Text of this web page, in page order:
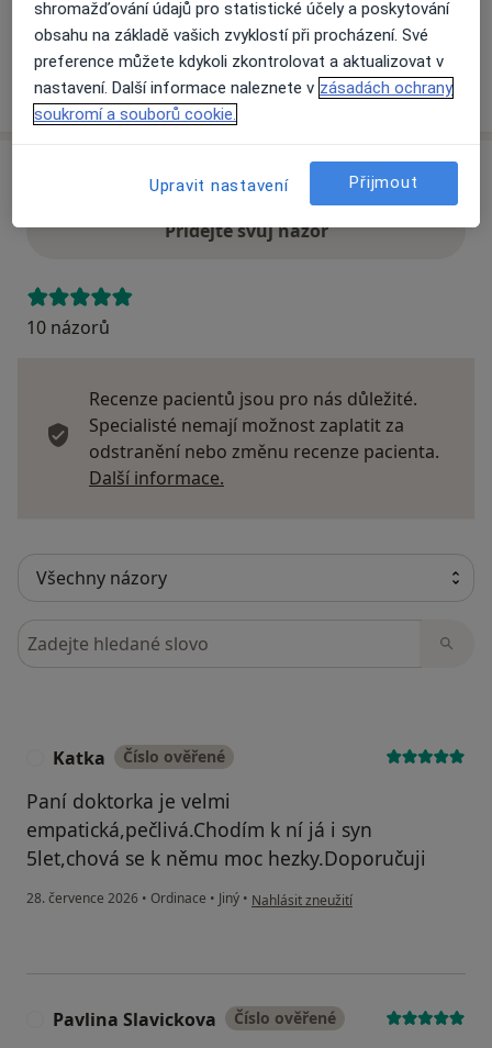
Detaily
Více
o adrese
Přidejte svůj názor
10 názorů
Recenze pacientů jsou pro nás důležité.
Specialisté nemají možnost zaplatit za
odstranění nebo změnu recenze pacienta.
Další informace.
Hledejte v názorech
Katka Číslo ověřené
Paní doktorka je velmi
empatická,pečlivá.Chodím k ní já i syn
5let,chová se k němu moc hezky.Doporučuji
28. července 2026 • Ordinace • Jiný • podle názoru uživatele Katka
Nahlásit zneužití
Pavlina Slavickova Číslo ověřené
shromažďování údajů pro statistické účely a poskytování
obsahu na základě vašich zvyklostí při procházení. Své
preference můžete kdykoli zkontrolovat a aktualizovat v
nastavení. Další informace naleznete v zásadách ochrany
soukromí a souborů cookie.
Upravit nastavení Přijmout